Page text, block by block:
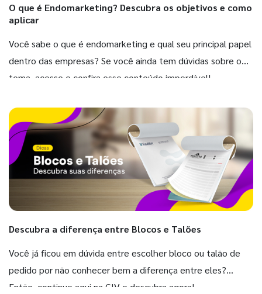
O que é Endomarketing? Descubra os objetivos e como
aplicar
Você sabe o que é endomarketing e qual seu principal papel
dentro das empresas? Se você ainda tem dúvidas sobre o
tema, acesse e confira esse conteúdo imperdível!
Descubra a diferença entre Blocos e Talões
Você já ficou em dúvida entre escolher bloco ou talão de
pedido por não conhecer bem a diferença entre eles?
Então, continue aqui na GIV e descubra agora!